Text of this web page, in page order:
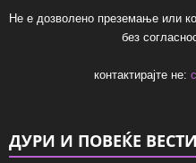
Не е дозволено преземање или
без
контактирајте не:
ДУРИ И ПОВЕЌЕ ВЕСТИ